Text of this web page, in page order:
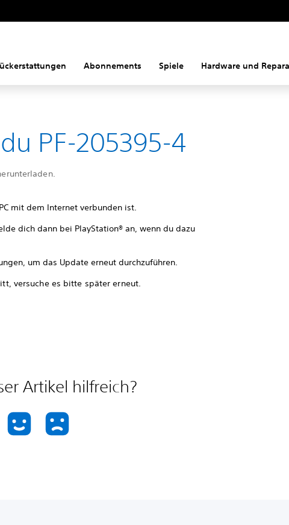
Abonnements Spiele Hardware und
PF-205395-4
mit dem Internet verbunden ist.
dich dann bei PlayStation® an, wenn du dazu
um das Update erneut durchzuführen.
versuche es bitte später erneut.
Artikel hilfreich?